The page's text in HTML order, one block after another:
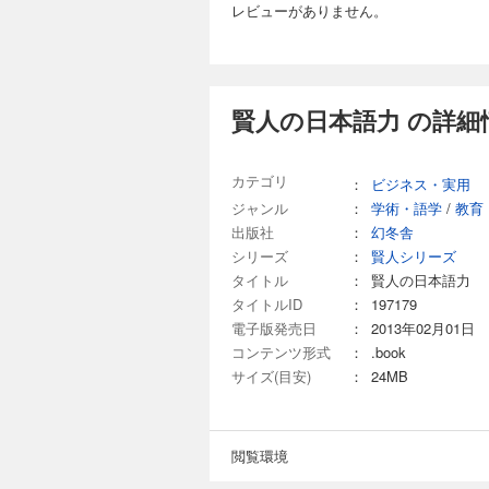
レビューがありません。
賢人の日本語力 の詳細
カテゴリ ：
ビジネス・実用
ジャンル
： 学術・語学 / 教育
出版社
：
幻冬舎
シリーズ
：
賢人シリーズ
タイトル
：
賢人の日本語力
タイトルID
：
197179
電子版発売日
：
2013年02月01日
コンテンツ形式
：
.book
サイズ(目安)
： 24MB
閲覧環境